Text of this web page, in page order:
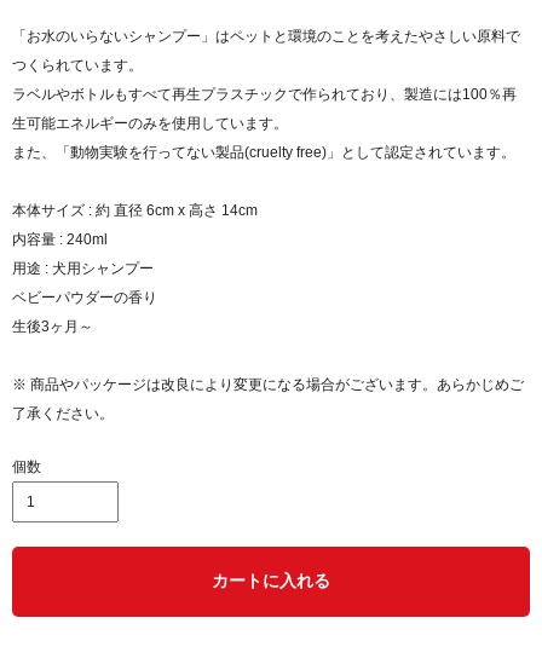
「お水のいらないシャンプー」はペットと環境のことを考えたやさしい原料で
つくられています。
ラベルやボトルもすべて再生プラスチックで作られており、製造には100％再
生可能エネルギーのみを使用しています。
また、「動物実験を行ってない製品(cruelty free)」として認定されています。
本体サイズ : 約 直径 6cm x 高さ 14cm
内容量 : 240ml
用途 : 犬用シャンプー
ベビーパウダーの香り
生後3ヶ月～
※ 商品やパッケージは改良により変更になる場合がございます。あらかじめご
了承ください。
個数
カートに入れる